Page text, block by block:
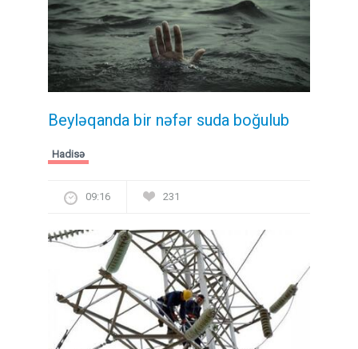
Beyləqanda bir nəfər suda boğulub
Hadisə
09:16 231